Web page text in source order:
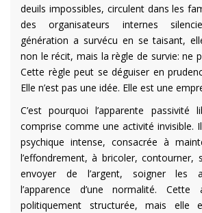
deuils impossibles, circulent dans les
des organisateurs internes
génération a survécu en se taisant,
non le récit, mais la règle de survie: ne
Cette règle peut se déguiser en
Elle n’est pas une idée. Elle est une
C’est pourquoi l’apparente passivité
comprise comme une activité invisible.
psychique intense, consacrée à
l’effondrement, à bricoler, contourner,
envoyer de l’argent, soigner les
l’apparence d’une normalité. Cette
politiquement structurée, mais elle